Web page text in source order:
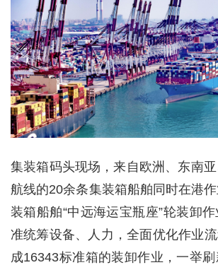
集装箱码头现场，来自欧洲、东南
航线的20余条集装箱船舶同时在港
装箱船舶“中远海运宝瓶座”轮装卸
准统筹设备、人力，全面优化作业
成16343标准箱的装卸作业，一举